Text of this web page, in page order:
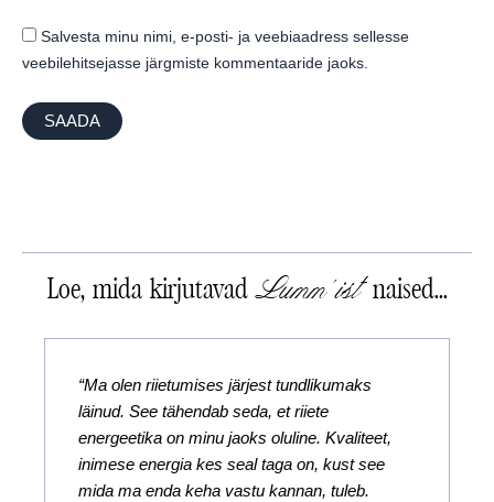
Salvesta minu nimi, e-posti- ja veebiaadress sellesse
veebilehitsejasse järgmiste kommentaaride jaoks.
Loe, mida kirjutavadLumm'ist naised...
“Ma olen riietumises järjest tundlikumaks
läinud. See tähendab seda, et riiete
energeetika on minu jaoks oluline. Kvaliteet,
inimese energia kes seal taga on, kust see
mida ma enda keha vastu kannan, tuleb.